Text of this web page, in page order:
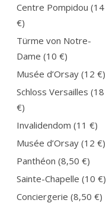
Centre Pompidou (14
€)
Türme von Notre-
Dame (10 €)
Musée d’Orsay (12 €)
Schloss Versailles (18
€)
Invalidendom (11 €)
Musée d’Orsay (12 €)
Panthéon (8,50 €)
Sainte-Chapelle (10 €)
Conciergerie (8,50 €)